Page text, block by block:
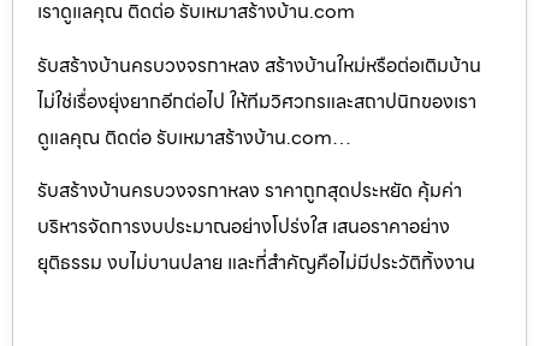
เราดูแลคุณ ติดต่อ รับเหมาสร้างบ้าน.com
รับสร้างบ้านครบวงจรกาหลง สร้างบ้านใหม่หรือต่อเติมบ้าน
ไม่ใช่เรื่องยุ่งยากอีกต่อไป ให้ทีมวิศวกรและสถาปนิกของเรา
ดูแลคุณ ติดต่อ รับเหมาสร้างบ้าน.com…
รับสร้างบ้านครบวงจรกาหลง ราคาถูกสุดประหยัด คุ้มค่า
บริหารจัดการงบประมาณอย่างโปร่งใส เสนอราคาอย่าง
ยุติธรรม งบไม่บานปลาย และที่สำคัญคือไม่มีประวัติทิ้งงาน